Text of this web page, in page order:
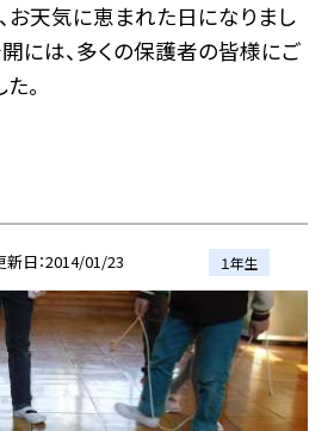
お天気に恵まれた日になりまし
には、多くの保護者の皆様にご
。
新日 2014/01/23 １年生